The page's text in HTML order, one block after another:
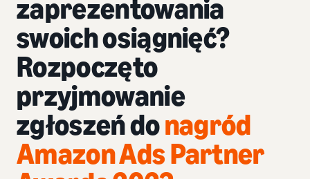
zaprezentowania
swoich osiągnięć?
Rozpoczęto
przyjmowanie
zgłoszeń donagród
Amazon Ads Partner